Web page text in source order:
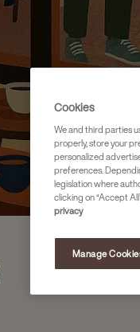
Cookies
We and third parties
properly, store your
personalized
preferences.
legislation where
clicking on “Accept
privacy
Manage